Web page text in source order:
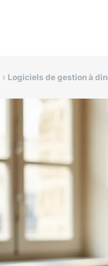
› Logiciels de gestion à